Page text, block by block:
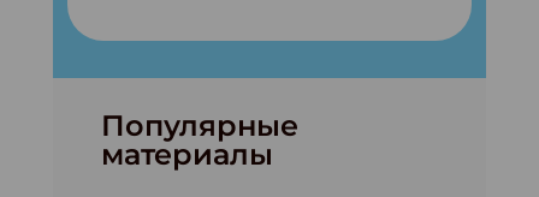
Популярные
материалы